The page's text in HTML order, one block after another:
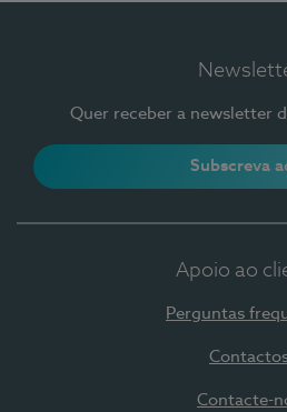
Quer receber a newsletter
Subscreva
Apoio ao
Perguntas
Contacte-